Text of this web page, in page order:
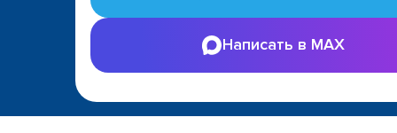
Написать в MAX